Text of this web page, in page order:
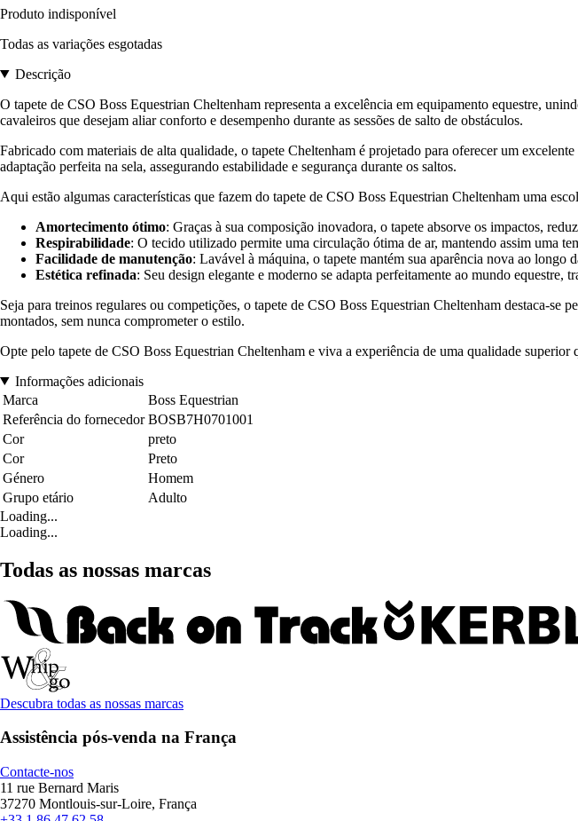
Produto indisponível
Todas as variações esgotadas
Descrição
O tapete de CSO Boss Equestrian Cheltenham representa a excelência em equipamento equestre,
cavaleiros que desejam aliar conforto e desempenho durante as sessões de salto de obstáculos.
Fabricado com materiais de alta qualidade, o tapete Cheltenham é projetado para oferecer um
adaptação perfeita na sela, assegurando estabilidade e segurança durante os saltos.
Aqui estão algumas características que fazem do tapete de CSO Boss Equestrian Cheltenham uma
Amortecimento ótimo: Graças à sua composição inovadora, o tapete absorve os impactos,
Respirabilidade: O tecido utilizado permite uma circulação ótima de ar, mantendo assim uma
Facilidade de manutenção: Lavável à máquina, o tapete mantém sua aparência nova ao longo
Estética refinada: Seu design elegante e moderno se adapta perfeitamente ao mundo equestre,
Seja para treinos regulares ou competições, o tapete de CSO Boss Equestrian Cheltenham destaca-
montados, sem nunca comprometer o estilo.
Opte pelo tapete de CSO Boss Equestrian Cheltenham e viva a experiência de uma qualidade superior
Informações adicionais
Marca
Boss Equestrian
Referência do fornecedor BOSB7H0701001
Cor
preto
Cor
Preto
Género
Homem
Grupo etário
Adulto
Loading...
Loading...
Todas as nossas marcas
Descubra todas as nossas marcas
Assistência pós-venda na França
Contacte-nos
11 rue Bernard Maris
37270 Montlouis-sur-Loire, França